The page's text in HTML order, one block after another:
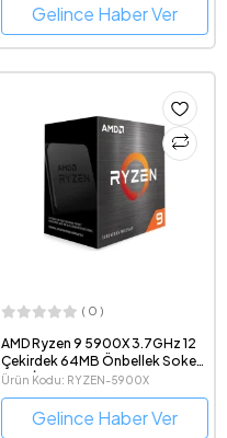
Gelince Haber Ver
( 0 )
AMD Ryzen 9 5900X 3.7GHz 12
Çekirdek 64MB Önbellek Soket
AM4 İşlemci
Ürün Kodu: RYZEN-5900X
Gelince Haber Ver